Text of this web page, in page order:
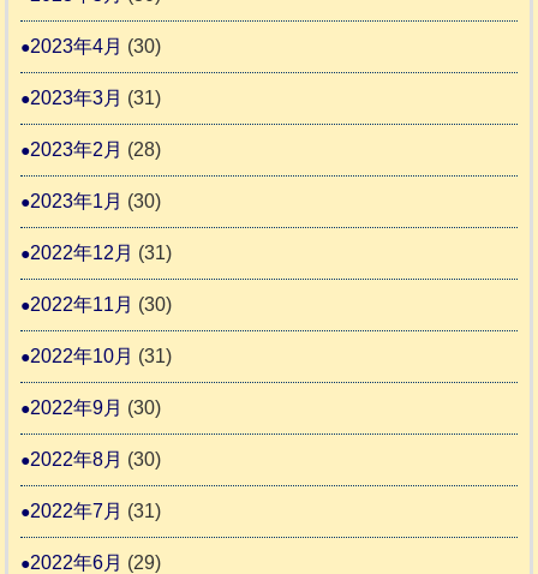
2023年4月 (30)
2023年3月 (31)
2023年2月 (28)
2023年1月 (30)
2022年12月 (31)
2022年11月 (30)
2022年10月 (31)
2022年9月 (30)
2022年8月 (30)
2022年7月 (31)
2022年6月 (29)